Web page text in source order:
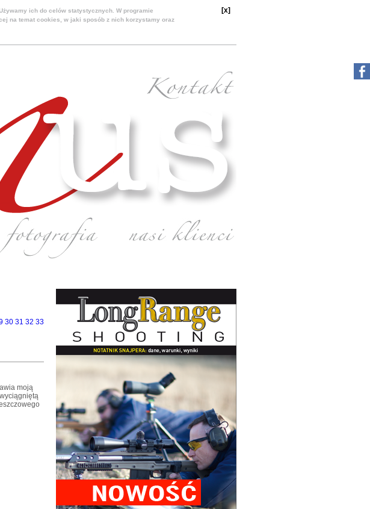
ich do celów statystycznych. W programie
na temat cookies, w jaki sposób z nich korzystamy oraz
[x]
30 31 32 33
moją